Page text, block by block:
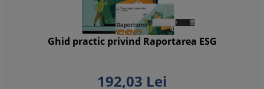
Ghid practic privind Raportarea ESG
192,03 Lei